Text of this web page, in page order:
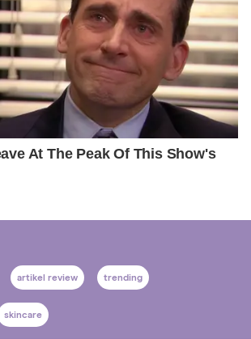
artikel review trending
skincare